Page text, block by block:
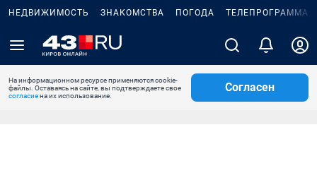
НЕДВИЖИМОСТЬ ЗНАКОМСТВА ПОГОДА ТЕЛЕПРОГРАММА
На информационном ресурсе применяются cookie-
файлы. Оставаясь на сайте, вы подтверждаете свое
согласиена их использование.
Согласен